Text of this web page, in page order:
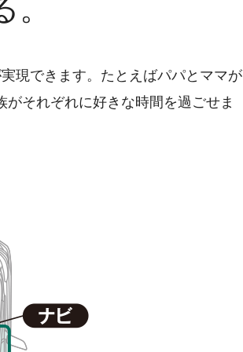
現できます。たとえばパパとママが
それぞれに好きな時間を過ごせま